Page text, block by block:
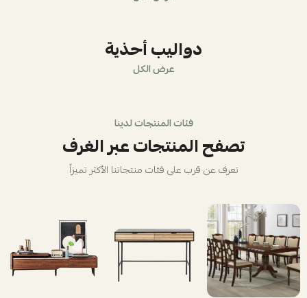
دواليب أحذية
عرض الكل
فئات المنتجات لدينا
تصفح المنتجات عبر الغرف
تعرف عن قرب على فئات منتجاتنا الأكثر تميزاً